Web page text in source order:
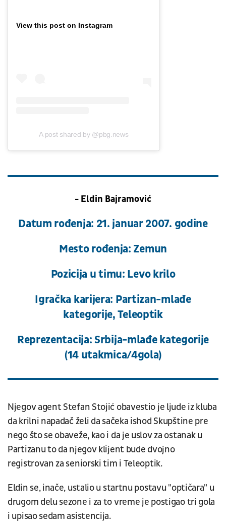
View this post on Instagram
A post shared by @pbg.news
- Eldin Bajramović
Datum rođenja: 21. januar 2007. godine
Mesto rođenja: Zemun
Pozicija u timu: Levo krilo
Igračka karijera: Partizan-mlađe
kategorije, Teleoptik
Reprezentacija: Srbija-mlađe kategorije
(14 utakmica/4gola)
Njegov agent Stefan Stojić obavestio je ljude iz kluba
da krilni napadač želi da sačeka ishod Skupštine pre
nego što se obaveže, kao i da je uslov za ostanak u
Partizanu to da njegov klijent bude dvojno
registrovan za seniorski tim i Teleoptik.
Eldin se, inače, ustalio u startnu postavu "optičara" u
drugom delu sezone i za to vreme je postigao tri gola
i upisao sedam asistencija.